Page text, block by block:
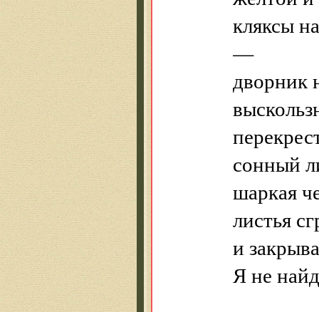
кляксы
—
дворник
сонный
шаркая
листья
и
Я не